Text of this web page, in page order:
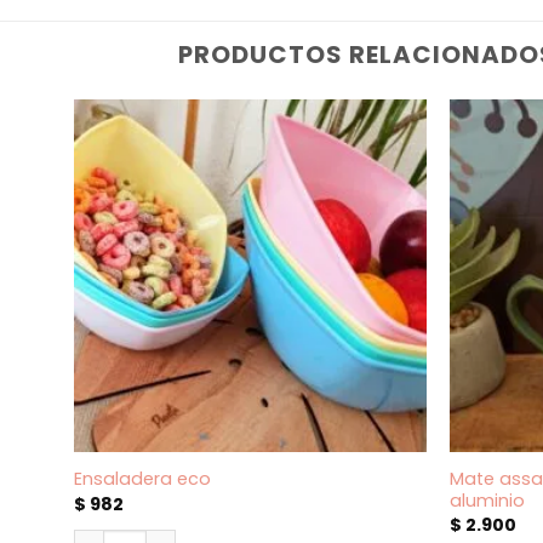
PRODUCTOS
Ensaladera eco
$ 982
Mate
aluminio
$ 2.900